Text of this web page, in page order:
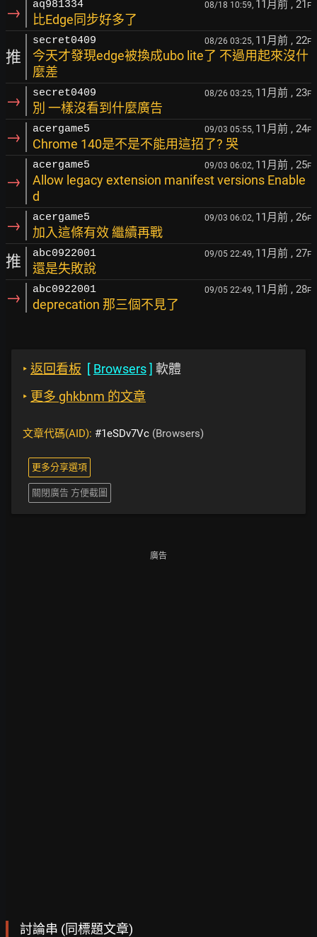
→ aq981334 08/18 10:59, 11月前 , 21 F
比Edge同步好多了
推
secret0409 08/26 03:25, 11月前 , 22F
今天才發現edge被換成ubo lite了 不過用起來沒什
麼差
→ secret0409 08/26 03:25, 11月前 , 23F
別 一樣沒看到什麼廣告
→ acergame5 09/03 05:55, 11月前 , 24F
Chrome 140是不是不能用這招了? 哭
→
acergame5 09/03 06:02, 11月前 , 25F
Allow legacy extension manifest versions Enable
d
→ acergame5 09/03 06:02, 11月前 , 26F
加入這條有效 繼續再戰
推 abc0922001 09/05 22:49, 11月前 , 27F
還是失敗說
→ abc0922001 09/05 22:49, 11月前 , 28F
deprecation 那三個不見了
‣ 返回看板 [ Browsers] 軟體
‣ 更多 ghkbnm 的文章
文章代碼(AID): #1eSDv7Vc (Browsers)
更多分享選項
關閉廣告 方便截圖
廣告
討論串 (同標題文章)